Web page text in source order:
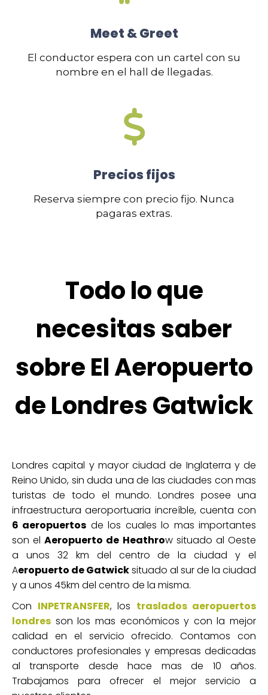
Meet & Greet
El conductor espera con un cartel con su
nombre en el hall de llegadas.
Precios fijos
Reserva siempre con precio fijo. Nunca
pagaras extras.
Todo lo que
necesitas saber
sobre El Aeropuerto
de Londres Gatwick
Londres capital y mayor ciudad de Inglaterra y de
Reino Unido, sin duda una de las ciudades con mas
turistas de todo el mundo. Londres posee una
infraestructura aeroportuaria increíble, cuenta con
6 aeropuertos de los cuales lo mas importantes
son el Aeropuerto de Heathrow situado al Oeste
a unos 32 km del centro de la ciudad y el
Aeropuerto de Gatwicksituado al sur de la ciudad
y a unos 45km del centro de la misma.
Con INPETRANSFER, los traslados aeropuertos
londres son los mas económicos y con la mejor
calidad en el servicio ofrecido. Contamos con
conductores profesionales y empresas dedicadas
al transporte desde hace mas de 10 años.
Trabajamos para ofrecer el mejor servicio a